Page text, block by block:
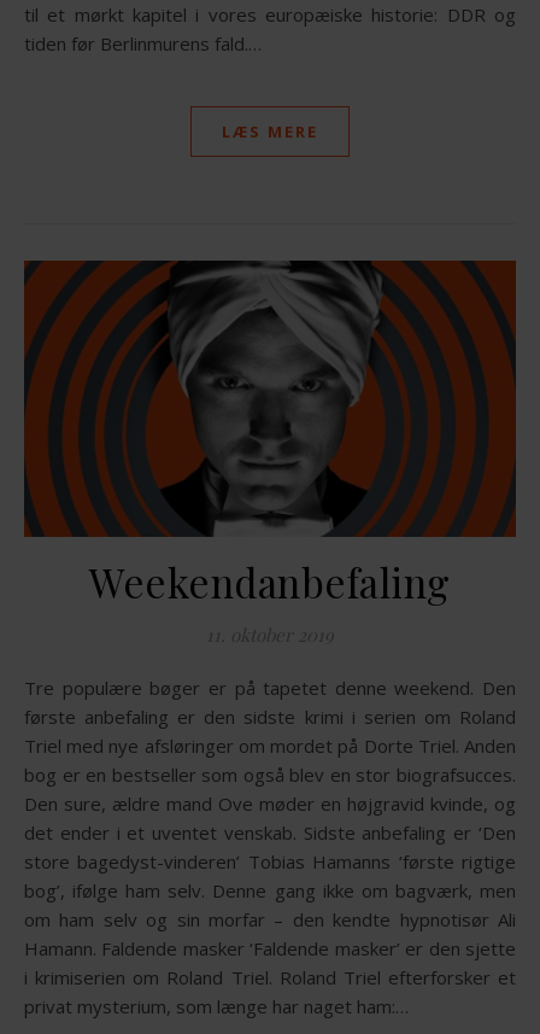
til et mørkt kapitel i vores europæiske historie: DDR og
tiden før Berlinmurens fald.…
LÆS MERE
Weekendanbefaling
11. oktober 2019
Tre populære bøger er på tapetet denne weekend. Den
første anbefaling er den sidste krimi i serien om Roland
Triel med nye afsløringer om mordet på Dorte Triel. Anden
bog er en bestseller som også blev en stor biografsucces.
Den sure, ældre mand Ove møder en højgravid kvinde, og
det ender i et uventet venskab. Sidste anbefaling er ‘Den
store bagedyst-vinderen’ Tobias Hamanns ‘første rigtige
bog’, ifølge ham selv. Denne gang ikke om bagværk, men
om ham selv og sin morfar – den kendte hypnotisør Ali
Hamann. Faldende masker ‘Faldende masker’ er den sjette
i krimiserien om Roland Triel. Roland Triel efterforsker et
privat mysterium, som længe har naget ham:…